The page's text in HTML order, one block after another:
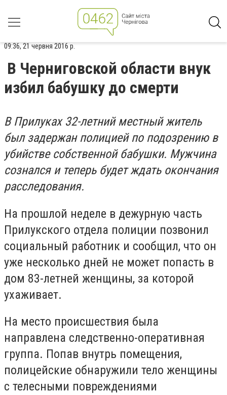
09:36, 21 червня 2016 р.
В Черниговской области внук
избил бабушку до смерти
В Прилуках 32-летний местный житель
был задержан полицией по подозрению в
убийстве собственной бабушки. Мужчина
сознался и теперь будет ждать окончания
расследования.
На прошлой неделе в дежурную часть
Прилукского отдела полиции позвонил
социальный работник и сообщил, что он
уже несколько дней не может попасть в
дом 83-летней женщины, за которой
ухаживает.
На место происшествия была
направлена ​​следственно-оперативная
группа. Попав внутрь помещения,
полицейские обнаружили тело женщины
с телесными повреждениями